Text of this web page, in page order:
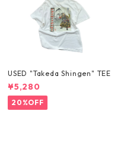
USED "Takeda Shingen" TEE
¥5,280
20%OFF